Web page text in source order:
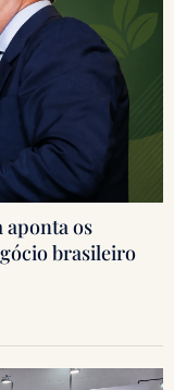
os
brasileiro